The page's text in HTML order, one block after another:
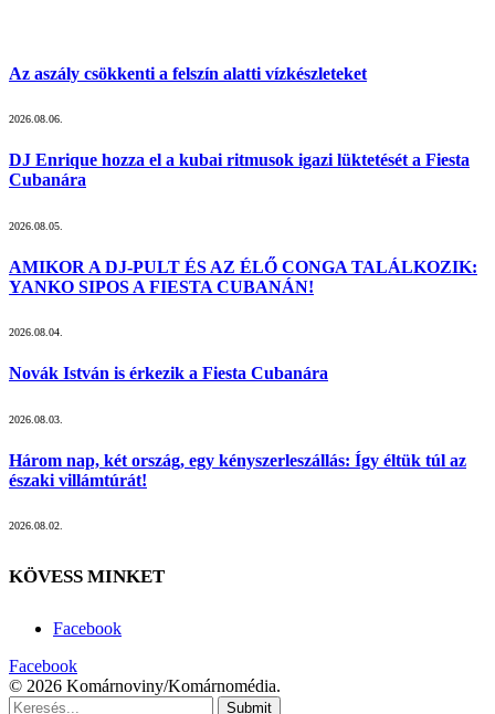
Az aszály csökkenti a felszín alatti vízkészleteket
2026.08.06.
DJ Enrique hozza el a kubai ritmusok igazi lüktetését a Fiesta
Cubanára
2026.08.05.
AMIKOR A DJ-PULT ÉS AZ ÉLŐ CONGA TALÁLKOZIK:
YANKO SIPOS A FIESTA CUBANÁN!
2026.08.04.
Novák István is érkezik a Fiesta Cubanára
2026.08.03.
Három nap, két ország, egy kényszerleszállás: Így éltük túl az
északi villámtúrát!
2026.08.02.
KÖVESS MINKET
Facebook
Facebook
© 2026 Komárnoviny/Komárnomédia.
Submit